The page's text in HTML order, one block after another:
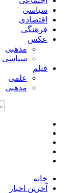
سیاسی
اقتصادی
فرهنگی
عکس
مذهبی
سیاسی
فیلم
علمی
مذهبی
خانه
آخرین اخبار